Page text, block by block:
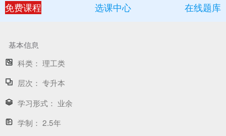
免费课程
选课中心 在线题库
基本信息
科类： 理工类
层次： 专升本
学习形式： 业余
学制： 2.5年